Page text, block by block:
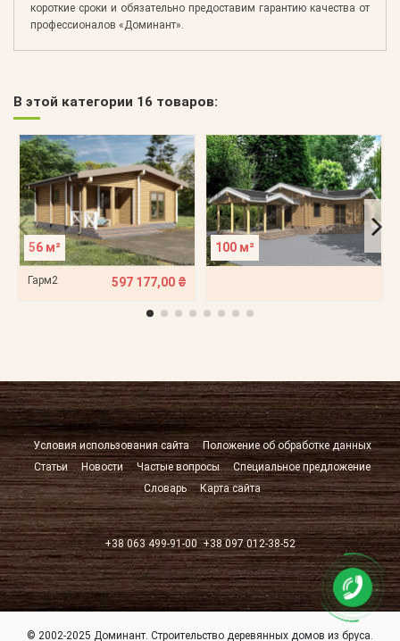
короткие сроки и обязательно предоставим гарантию качества от
профессионалов «Доминант».
В этой категории 16 товаров:
56 м²
Гарм2 597 177,00 ₴
100 м²
Условия использования сайта
Положение об обработке данных
Статьи
Новости Частые вопросы
Специальное предложение
Словарь
Карта сайта
+38 063 499-91-00 +38 097 012-38-52
© 2002-2025 Доминант. Строительство деревянных домов из бруса.